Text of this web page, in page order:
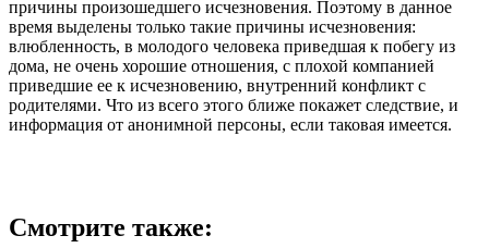
причины произошедшего исчезновения. Поэтому в данное
время выделены только такие причины исчезновения:
влюбленность, в молодого человека приведшая к побегу из
дома, не очень хорошие отношения, с плохой компанией
приведшие ее к исчезновению, внутренний конфликт с
родителями. Что из всего этого ближе покажет следствие, и
информация от анонимной персоны, если таковая имеется.
Смотрите также: